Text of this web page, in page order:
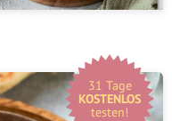
31 Tage
KOSTENLOS
testen!